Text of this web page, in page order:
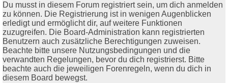
Du musst in diesem Forum registriert sein, um dich anmelden
zu können. Die Registrierung ist in wenigen Augenblicken
erledigt und ermöglicht dir, auf weitere Funktionen
zuzugreifen. Die Board-Administration kann registrierten
Benutzern auch zusätzliche Berechtigungen zuweisen.
Beachte bitte unsere Nutzungsbedingungen und die
verwandten Regelungen, bevor du dich registrierst. Bitte
beachte auch die jeweiligen Forenregeln, wenn du dich in
diesem Board bewegst.